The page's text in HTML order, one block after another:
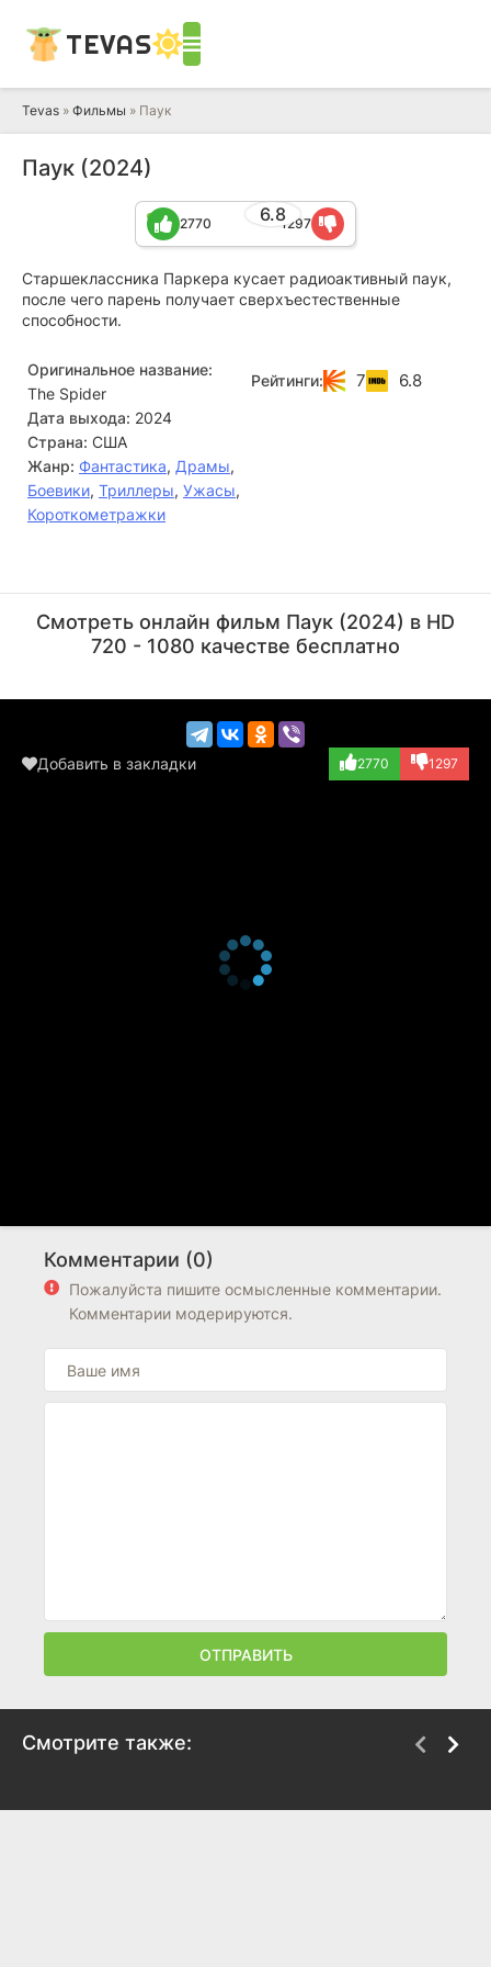
TEVAS
Tevas » Фильмы » Паук
Паук (2024)
6.8
2770 1297
Старшеклассника Паркера кусает радиоактивный паук,
после чего парень получает сверхъестественные
способности.
Оригинальное название:
The Spider
Дата выхода: 2024
Страна: США
Жанр: Фантастика, Драмы,
Боевики, Триллеры, Ужасы,
Короткометражки
Рейтинги: 7 6.8
(Aunt May)
(Gwen (в титрах:...)
Смотреть онлайн фильм Паук (2024) в HD
720 - 1080 качестве бесплатно
Добавить в закладки 2770 1297
Комментарии (0)
Пожалуйста пишите осмысленные комментарии.
Комментарии модерируются.
ОТПРАВИТЬ
Смотрите также: